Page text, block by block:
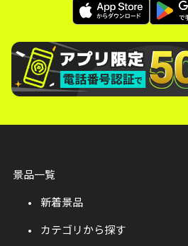
景品一覧
新着景品
カテゴリから探す